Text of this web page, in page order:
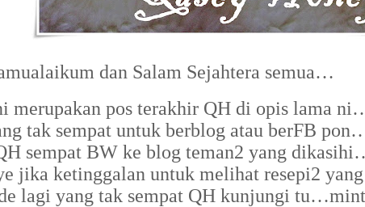
dan Salam Sejahtera semua…
merupakan pos terakhir QH di opis lama
tak sempat untuk berblog atau berFB
sempat BW ke blog teman2 yang
jika ketinggalan untuk melihat resepi2
lagi yang tak sempat QH kunjungi